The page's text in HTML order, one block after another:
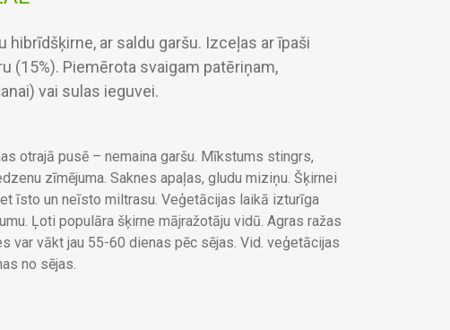
hibrīdšķirne, ar saldu garšu. Izceļas ar īpaši
(15%). Piemērota svaigam patēriņam,
vai sulas ieguvei.
otrajā pusē – nemaina garšu. Mīkstums stingrs,
zīmējuma. Saknes apaļas, gludu miziņu. Šķirnei
īsto un neīsto miltrasu. Veģetācijas laikā izturīga
Ļoti populāra šķirne mājražotāju vidū. Agras ražas
var vākt jau 55-60 dienas pēc sējas. Vid. veģetācijas
no sējas.